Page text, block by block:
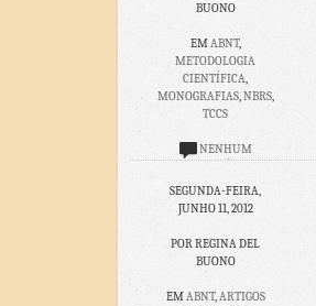
BUONO
EMABNT,
METODOLOGIA
CIENTÍFICA,
MONOGRAFIAS,NBRS,
TCCS
NENHUM
SEGUNDA-FEIRA,
JUNHO 11, 2012
POR REGINA DEL
BUONO
EMABNT,ARTIGOS